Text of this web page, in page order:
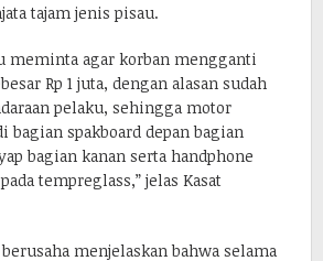
tajam jenis pisau.
meminta agar korban mengganti
Rp 1 juta, dengan alasan sudah
pelaku, sehingga motor
spakboard depan bagian
bagian kanan serta handphone
tempreglass,” jelas Kasat
menjelaskan bahwa selama